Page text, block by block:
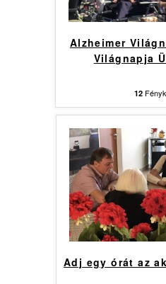
Alzheimer
Világnapja
12
Adj egy órát az